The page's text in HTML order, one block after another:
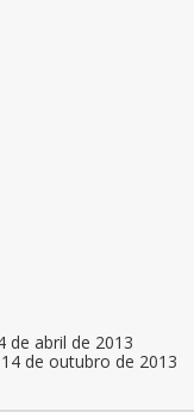
de abril de 2013
14 de outubro de 2013